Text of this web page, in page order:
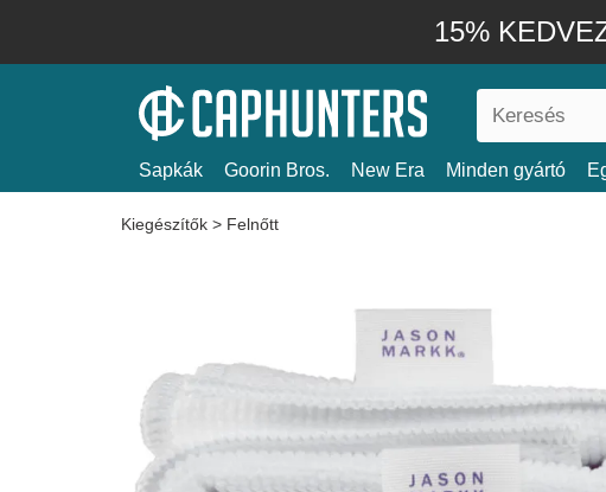
15%
Sapkák Goorin Bros. New Era Minden gyártó
Kiegészítők > Felnőtt